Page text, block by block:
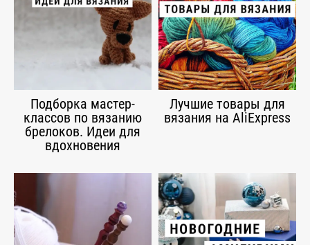
Подборка мастер-
классов по вязанию
брелоков. Идеи для
вдохновения
Лучшие товары для
вязания на AliExpress